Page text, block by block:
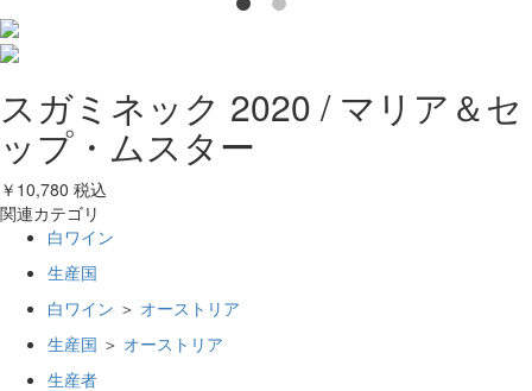
スガミネック 2020 / マリア＆セ
ップ・ムスター
￥10,780 税込
関連カテゴリ
白ワイン
生産国
白ワイン ＞ オーストリア
生産国 ＞ オーストリア
生産者